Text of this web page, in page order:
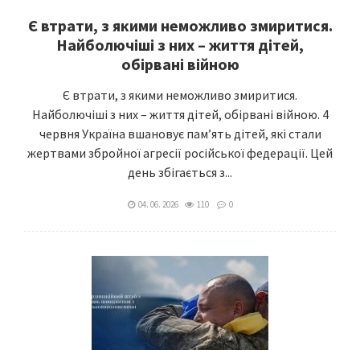
Є втрати, з якими неможливо змиритися.
Найболючіші з них – життя дітей,
обірвані війною
Є втрати, з якими неможливо змиритися.
Найболючіші з них – життя дітей, обірвані війною. 4
червня Україна вшановує пам’ять дітей, які стали
жертвами збройної агресії російської федерації. Цей
день збігається з...
04. 06. 2026 110 0